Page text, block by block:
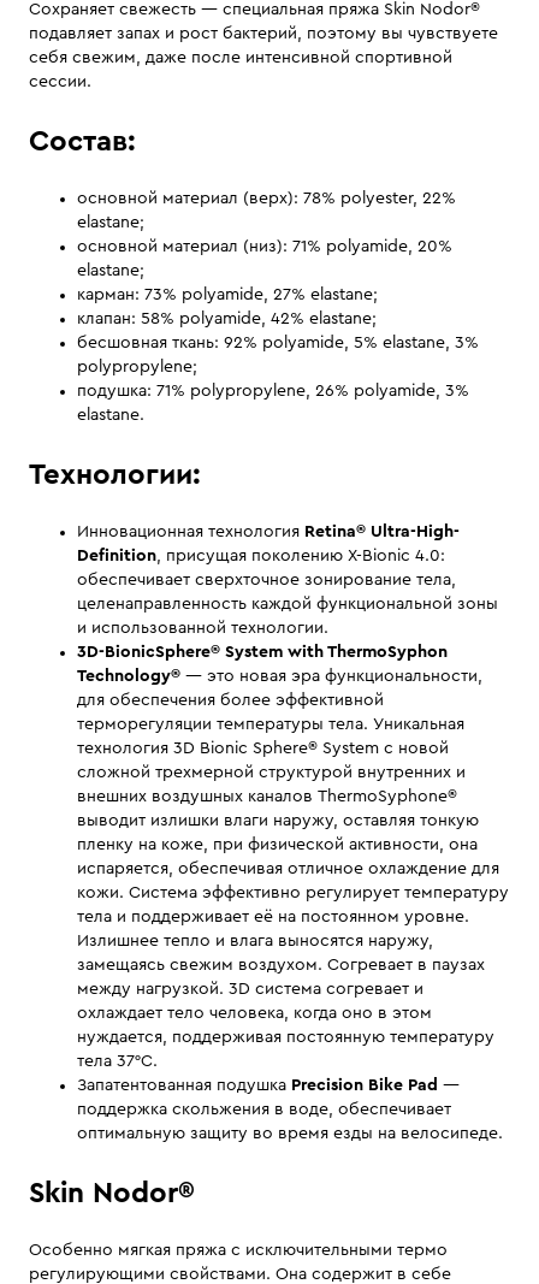
Сохраняет свежесть — специальная пряжа Skin Nodor®
подавляет запах и рост бактерий, поэтому вы чувствуете
себя свежим, даже после интенсивной спортивной
сессии.
Состав:
основной материал (верх): 78% polyester, 22%
elastane;
основной материал (низ): 71% polyamide, 20%
elastane;
карман: 73% polyamide, 27% elastane;
клапан: 58% polyamide, 42% elastane;
бесшовная ткань: 92% polyamide, 5% elastane, 3%
polypropylene;
подушка: 71% polypropylene, 26% polyamide, 3%
elastane.
Технологии:
Инновационная технология Retina® Ultra-High-
Definition, присущая поколению X-Bionic 4.0:
обеспечивает сверхточное зонирование тела,
целенаправленность каждой функциональной зоны
и использованной технологии.
3D-BionicSphere® System with ThermoSyphon
Technology® — это новая эра функциональности,
для обеспечения более эффективной
терморегуляции температуры тела. Уникальная
технология 3D Bionic Sphere® System с новой
сложной трехмерной структурой внутренних и
внешних воздушных каналов ThermoSyphone®
выводит излишки влаги наружу, оставляя тонкую
пленку на коже, при физической активности, она
испаряется, обеспечивая отличное охлаждение для
кожи. Система эффективно регулирует температуру
тела и поддерживает её на постоянном уровне.
Излишнее тепло и влага выносятся наружу,
замещаясь свежим воздухом. Согревает в паузах
между нагрузкой. 3D система согревает и
охлаждает тело человека, когда оно в этом
нуждается, поддерживая постоянную температуру
тела 37°С.
Запатентованная подушка Precision Bike Pad —
поддержка скольжения в воде, обеспечивает
оптимальную защиту во время езды на велосипеде.
Skin Nodor®
Особенно мягкая пряжа с исключительными термо
регулирующими свойствами. Она содержит в себе